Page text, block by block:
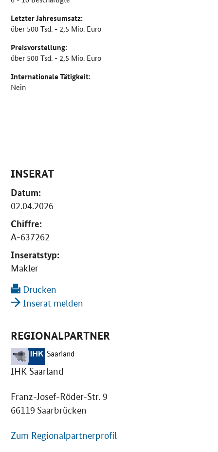
Letzter Jahresumsatz:
über 500 Tsd. - 2,5 Mio. Euro
Preisvorstellung:
über 500 Tsd. - 2,5 Mio. Euro
Internationale Tätigkeit:
Nein
INSERAT
Datum:
02.04.2026
Chiffre:
A-637262
Inseratstyp:
Makler
Drucken
Inserat melden
REGIONALPARTNER
IHK Saarland
Franz-Josef-Röder-Str. 9
66119 Saarbrücken
Zum Regionalpartnerprofil